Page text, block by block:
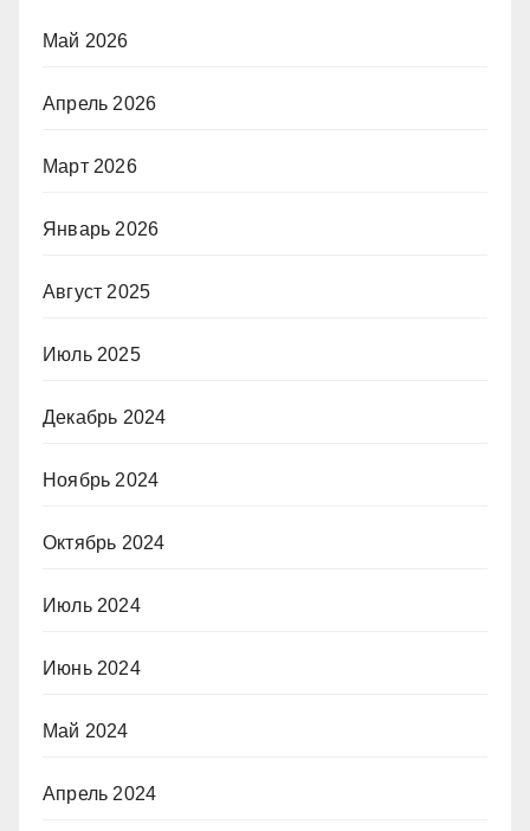
Май 2026
Апрель 2026
Март 2026
Январь 2026
Август 2025
Июль 2025
Декабрь 2024
Ноябрь 2024
Октябрь 2024
Июль 2024
Июнь 2024
Май 2024
Апрель 2024